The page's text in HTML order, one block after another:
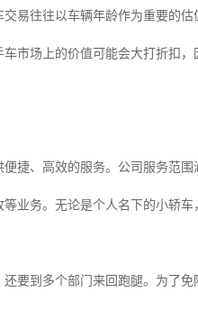
易往往以车辆年龄作为重要的
市场上的价值可能会大打折扣，
捷、高效的服务。公司服务范围
业务。无论是个人名下的小轿车
要到多个部门来回跑腿。为了免